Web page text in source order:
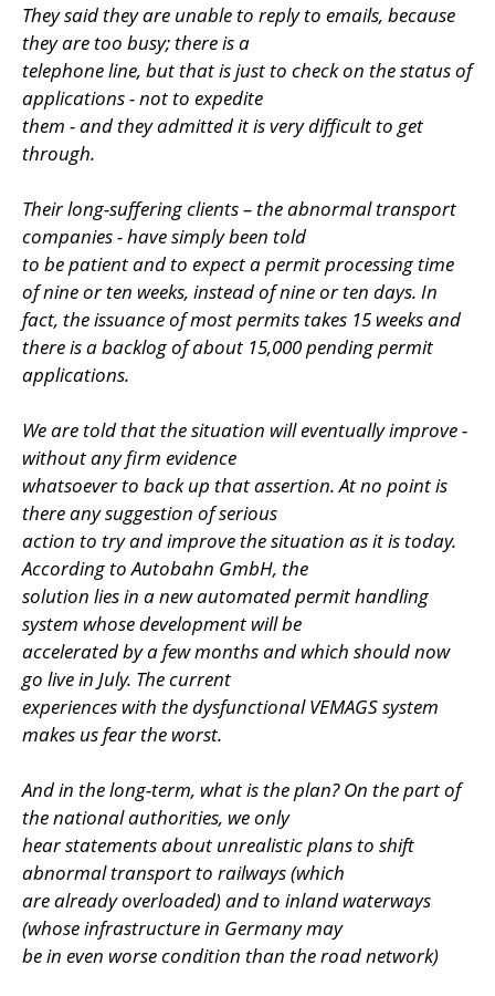
They said they are unable to reply to emails, because
they are too busy; there is a
telephone line, but that is just to check on the status of
applications - not to expedite
them - and they admitted it is very difficult to get
through.
Their long-suffering clients – the abnormal transport
companies - have simply been told
to be patient and to expect a permit processing time
of nine or ten weeks, instead of nine or ten days. In
fact, the issuance of most permits takes 15 weeks and
there is a backlog of about 15,000 pending permit
applications.
We are told that the situation will eventually improve -
without any firm evidence
whatsoever to back up that assertion. At no point is
there any suggestion of serious
action to try and improve the situation as it is today.
According to Autobahn GmbH, the
solution lies in a new automated permit handling
system whose development will be
accelerated by a few months and which should now
go live in July. The current
experiences with the dysfunctional VEMAGS system
makes us fear the worst.
And in the long-term, what is the plan? On the part of
the national authorities, we only
hear statements about unrealistic plans to shift
abnormal transport to railways (which
are already overloaded) and to inland waterways
(whose infrastructure in Germany may
be in even worse condition than the road network)